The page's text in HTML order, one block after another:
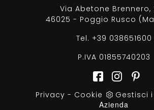
Via Abetone Brennero,
46025 - Poggio Rusco
Tel. +39 038651600
P.IVA 01855740203
Privacy - Cookie
Gestisci
Azienda